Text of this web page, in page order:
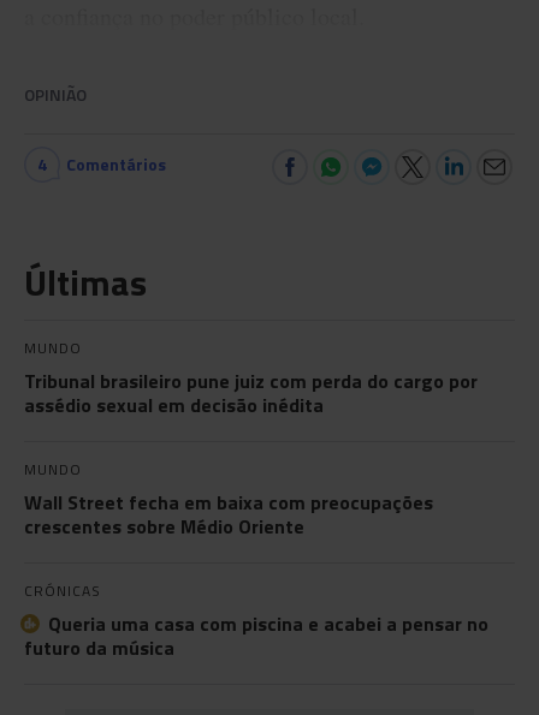
OPINIÃO
4 Comentários
Últimas
MUNDO
Tribunal brasileiro pune juiz com perda do cargo por
assédio sexual em decisão inédita
MUNDO
Wall Street fecha em baixa com preocupações
crescentes sobre Médio Oriente
CRÓNICAS
Queria uma casa com piscina e acabei a pensar no
futuro da música